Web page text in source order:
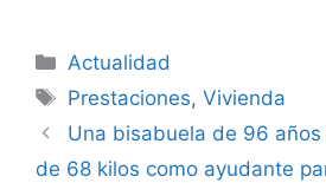
Categorías
Actualidad
Etiquetas
Prestaciones,Vivienda
Una bisabuela de 96
de 68 kilos como ayudante